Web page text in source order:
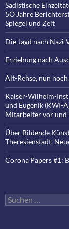
Sadistische
5O Jahre
Spiegel und Zeit
Die Jagd nach
Erziehung nach
Alt-Rehse, nun
Kaiser-Wilhelm-
und Eugenik (KWI-
Mitarbeiter vor und
Über Bildende
Theresienstadt,
Corona Papers #1:
Suchen
nach: